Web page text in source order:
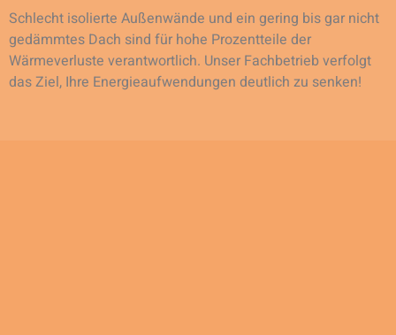
Schlecht isolierte Außenwände und ein gering bis gar nicht
gedämmtes Dach sind für hohe Prozentteile der
Wärmeverluste verantwortlich. Unser Fachbetrieb verfolgt
das Ziel, Ihre Energieaufwendungen deutlich zu senken!